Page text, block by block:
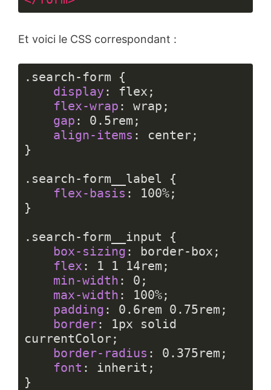
code :
(javascript)
Et voici le CSS correspondant :
.search-form {
display : flex;
flex-wrap : wrap;
gap : 0.5rem ;
align-items : center;
}
.search-form__label {
flex-basis : 100%;
}
.search-form__input {
box-sizing : border-box;
flex : 1 1 14rem ;
min-width : 0 ;
max-width : 100%;
padding : 0.6rem 0.75rem ;
border: 1px solid
currentColor;
border-radius : 0.375rem ;
font : inherit;
}